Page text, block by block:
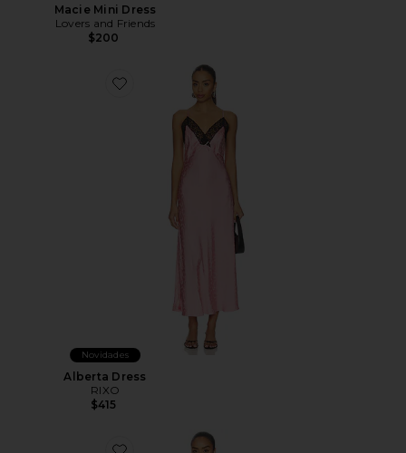
Macie Mini Dress
Lovers and Friends
$200
Favorite Alberta Dress
Novidades
Alberta Dress
RIXO
$415